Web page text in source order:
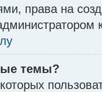
права на
темы?